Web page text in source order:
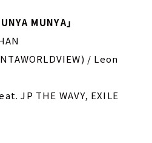
MUNYA」
/ Leon
JP THE WAVY, EXILE